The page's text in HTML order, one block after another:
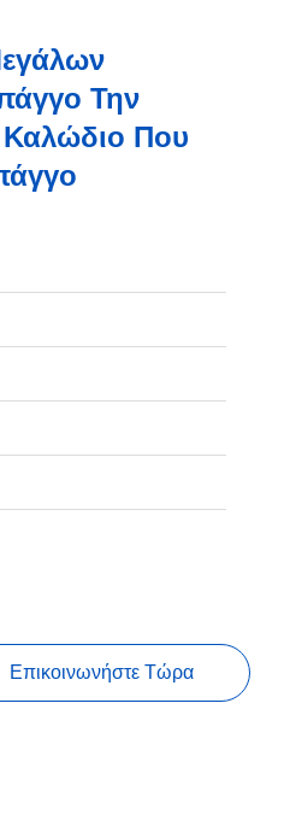
Την
Που
Επικοινωνήστε Τώρα